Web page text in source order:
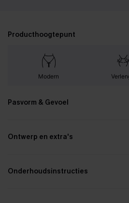
Producthoogtepunt
Modern
Pasvorm & Gevoel
Ontwerp en extra's
Onderhoudsinstructies